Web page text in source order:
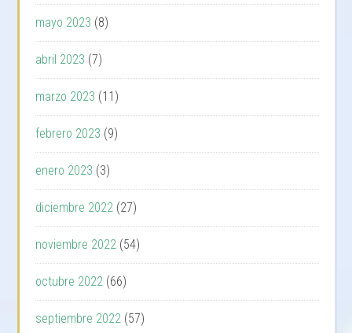
mayo 2023 (8)
abril 2023 (7)
marzo 2023 (11)
febrero 2023 (9)
enero 2023 (3)
diciembre 2022 (27)
noviembre 2022 (54)
octubre 2022 (66)
septiembre 2022 (57)